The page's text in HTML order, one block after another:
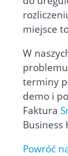
miejsce
W
terminy
demo i
Faktura
Business
Powróć